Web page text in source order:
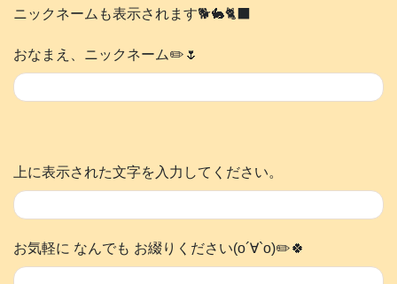
ニックネームも表示されます🐕️🐇🐈‍⬛
おなまえ、ニックネーム✏️🌷
上に表示された文字を入力してください。
お気軽に なんでも お綴りください(о´∀`о)✏️🍀